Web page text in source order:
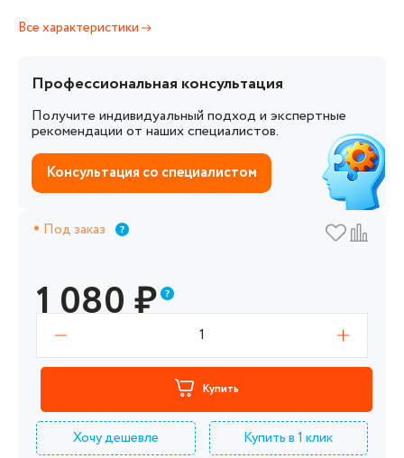
Все характеристики
Профессиональная консультация
Получите индивидуальный подход и экспертные
рекомендации от наших специалистов.
Консультация со специалистом
Под заказ
1 080₽
1
Купить
Хочу дешевле Купить в 1 клик